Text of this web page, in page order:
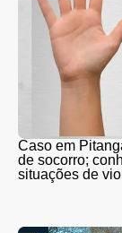
Caso em
de socorro;
situações de